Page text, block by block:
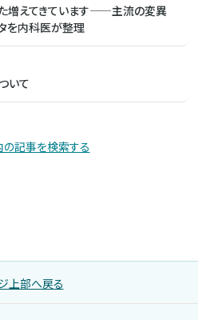
増えてきています——主流の変異
を内科医が整理
いて
の記事を検索する
上部へ戻る